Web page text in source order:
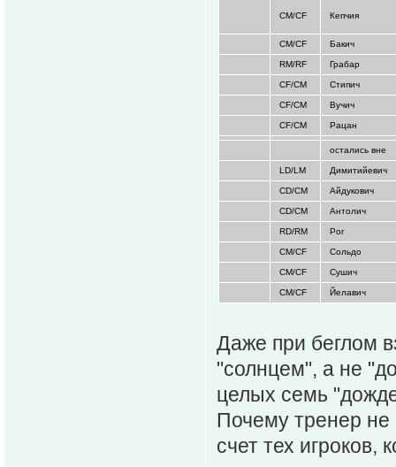
CM/CF Кепчия
CM/CF Бакич
RM/RF Грабар
CF/CM Стипич
CF/CM Вучич
CF/CM Рацан
остались вне
LD/LM Димитийевич
CD/CM Айдукович
CD/CM Антолич
RD/RM Рог
CM/CF Сольдо
CM/CF Сушич
CM/CF Йелавич
Даже при беглом
"солнцем", а не
целых семь
Почему тренер
счет тех игроков,